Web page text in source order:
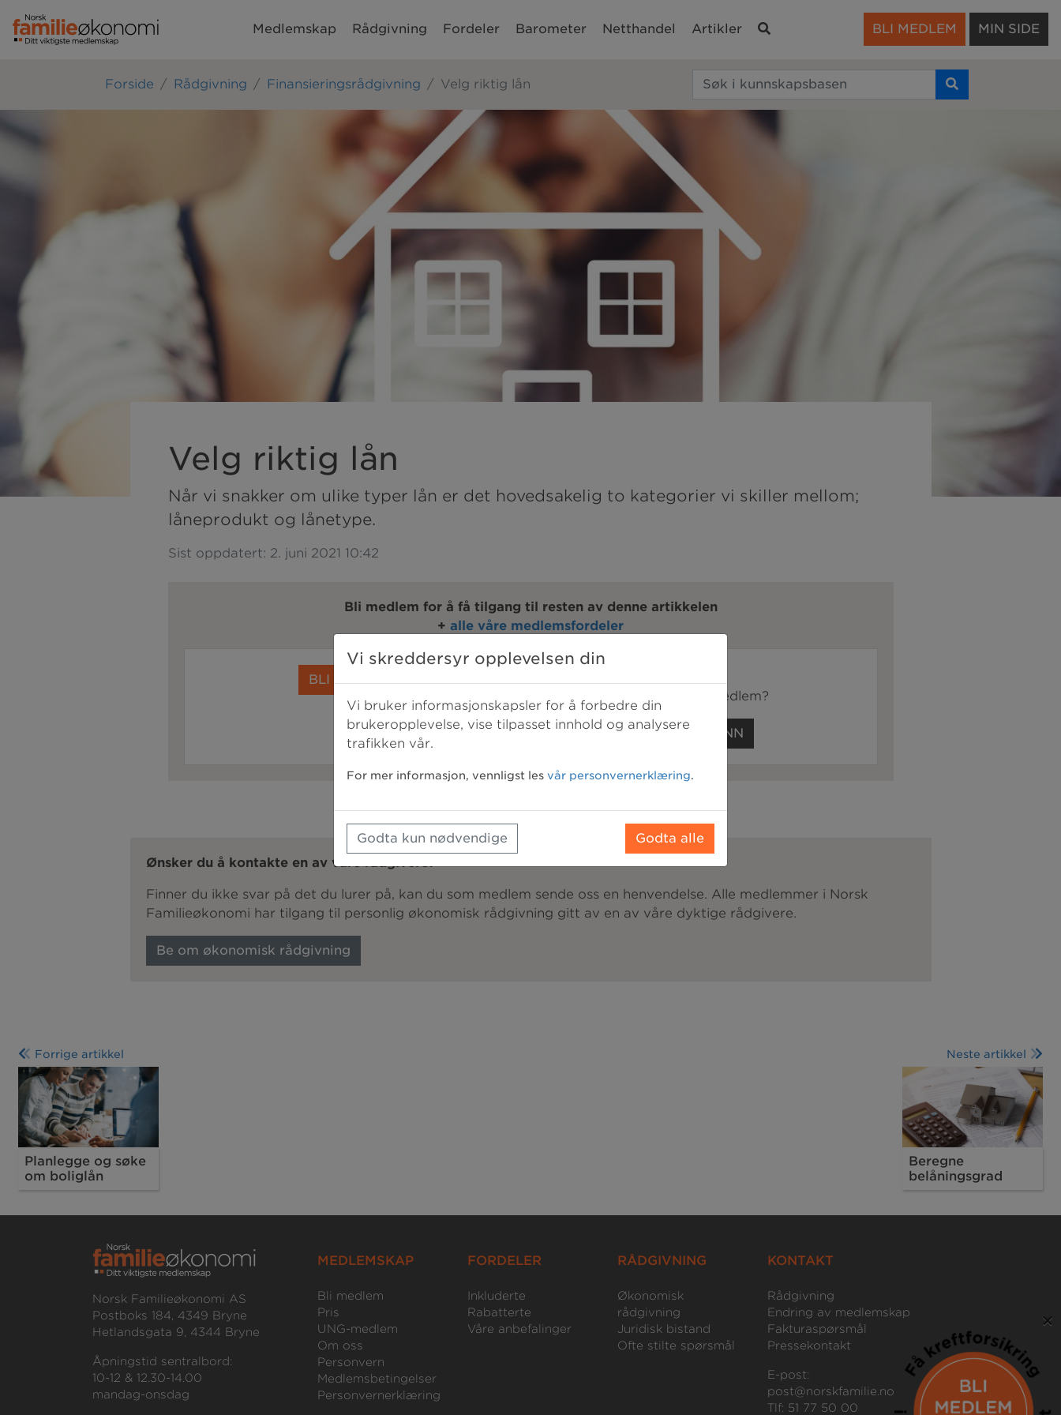
Medlemskap Rådgivning Fordeler Barometer Netthandel Artikler Søk BLI MEDLEM MIN SIDE
Forside Rådgivning Finansieringsrådgivning Velg riktig lån
Velg riktig lån
Når vi snakker om ulike typer lån er det hovedsakelig to kategorier vi skiller mellom;
låneprodukt og lånetype.
Sist oppdatert: 2. juni 2021 10:42
Bli medlem for å få tilgang til resten av denne artikkelen
+ alle våre medlemsfordeler
BLI MEDLEM
Allerede medlem?
LOGG INN
Ønsker du å kontakte en av våre rådgivere?
Finner du ikke svar på det du lurer på, kan du som medlem sende oss en henvendelse. Alle medlemmer i Norsk
Familieøkonomi har tilgang til personlig økonomisk rådgivning gitt av en av våre dyktige rådgivere.
Be om økonomisk rådgivning
Forrige artikkel
Planlegge og søke
om boliglån
Neste artikkel
Beregne
belåningsgrad
Norsk Familieøkonomi AS
Postboks 184, 4349 Bryne
Hetlandsgata 9, 4344 Bryne
Åpningstid sentralbord:
10-12 & 12.30-14.00
mandag-onsdag
MEDLEMSKAP
Bli medlem
Pris
UNG-medlem
Om oss
Personvern
Medlemsbetingelser
Personvernerklæring
FORDELER
Inkluderte
Rabatterte
Våre anbefalinger
RÅDGIVNING
Økonomisk
rådgivning
Juridisk bistand
Ofte stilte spørsmål
KONTAKT
Rådgivning
Endring av medlemskap
Fakturaspørsmål
Pressekontakt
E-post:
post@norskfamilie.no
Tlf: 51 77 50 00
×
Vi skreddersyr opplevelsen din
Vi bruker informasjonskapsler for å forbedre din
brukeropplevelse, vise tilpasset innhold og analysere
trafikken vår.
For mer informasjon, vennligst les vår personvernerklæring.
Godta kun nødvendige Godta alle